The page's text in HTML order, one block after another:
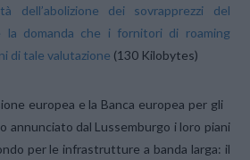
dell’abolizione dei sovrapprezzi del
la domanda che i fornitori di roaming
di tale valutazione (130 Kilobytes)
europea e la Banca europea per gli
annunciato dal Lussemburgo i loro piani
per le infrastrutture a banda larga: il